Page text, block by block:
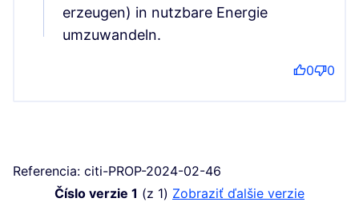
erzeugen) in nutzbare Energie
umzuwandeln.
0 0
Referencia: citi-PROP-2024-02-46
Číslo verzie 1 (z 1) zobraziť ďalšie verzie